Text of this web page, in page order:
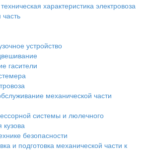
характеристика электровоза
устройство
гасители
механической части
системы и люлечного
безопасности
и подготовка механической части к